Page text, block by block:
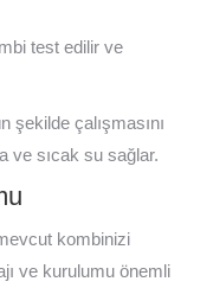
test edilir ve
şekilde çalışmasını
ve sıcak su sağlar.
kombinizi
ve kurulumu önemli